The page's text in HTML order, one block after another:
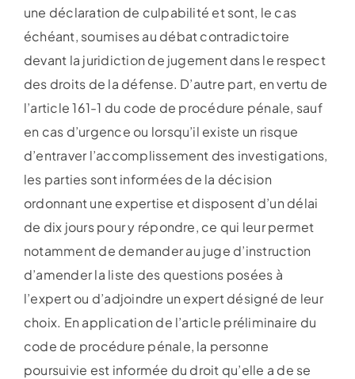
une déclaration de culpabilité et sont, le cas
échéant, soumises au débat contradictoire
devant la juridiction de jugement dans le respect
des droits de la défense. D’autre part, en vertu de
l’article 161-1 du code de procédure pénale, sauf
en cas d’urgence ou lorsqu’il existe un risque
d’entraver l’accomplissement des investigations,
les parties sont informées de la décision
ordonnant une expertise et disposent d’un délai
de dix jours pour y répondre, ce qui leur permet
notamment de demander au juge d’instruction
d’amender la liste des questions posées à
l’expert ou d’adjoindre un expert désigné de leur
choix. En application de l’article préliminaire du
code de procédure pénale, la personne
poursuivie est informée du droit qu’elle a de se